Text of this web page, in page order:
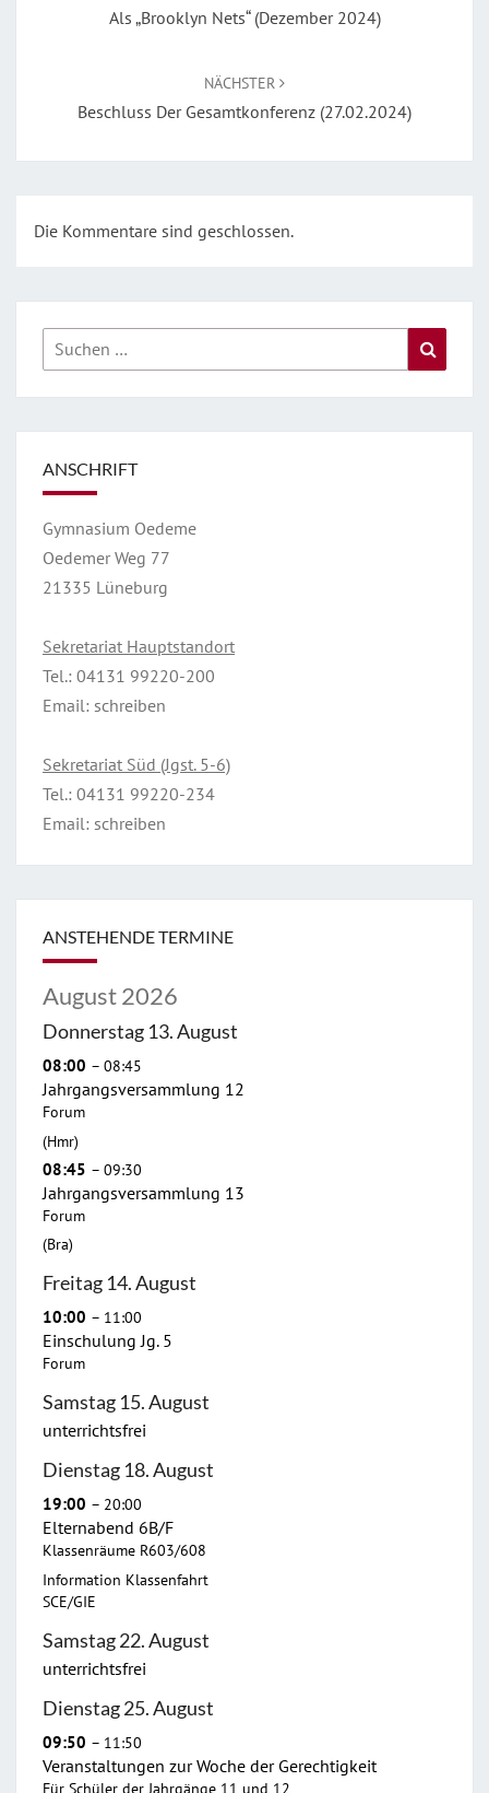
Als „Brooklyn Nets“ (Dezember 2024)
NÄCHSTER
Beschluss Der Gesamtkonferenz (27.02.2024)
Die Kommentare sind geschlossen.
Suchen
nach:
ANSCHRIFT
Gymnasium Oedeme
Oedemer Weg 77
21335 Lüneburg
Sekretariat Hauptstandort
Tel.: 04131 99220-200
Email: schreiben
Sekretariat Süd (Jgst. 5-6)
Tel.: 04131 99220-234
Email: schreiben
ANSTEHENDE TERMINE
August 2026
Donnerstag 13.August
08:00 – 08:45
Jahrgangsversammlung 12
Forum
(Hmr)
08:45 – 09:30
Jahrgangsversammlung 13
Forum
(Bra)
Freitag 14.August
10:00 – 11:00
Einschulung Jg. 5
Forum
Samstag 15.August
unterrichtsfrei
Dienstag 18.August
19:00 – 20:00
Elternabend 6B/F
Klassenräume R603/608
Information Klassenfahrt
SCE/GIE
Samstag22.August
unterrichtsfrei
Dienstag25.August
09:50 – 11:50
Veranstaltungen zur Woche der Gerechtigkeit
Für Schüler der Jahrgänge 11 und 12